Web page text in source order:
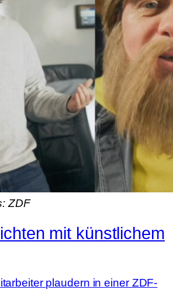
ZDF
mit künstlichem
plaudern in einer ZDF-